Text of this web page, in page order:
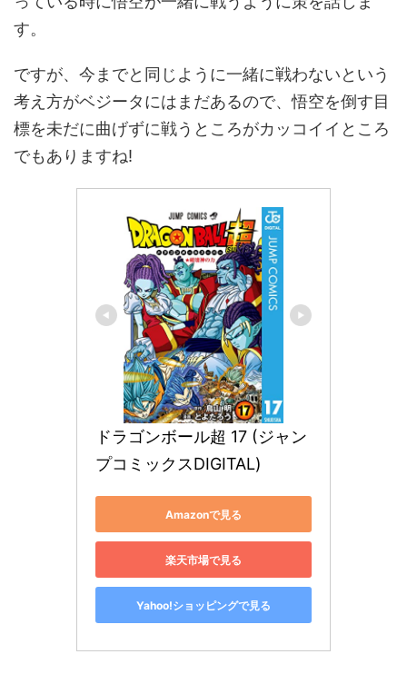
す。
ですが、今までと同じように一緒に戦わないという
考え方がベジータにはまだあるので、悟空を倒す目
標を未だに曲げずに戦うところがカッコイイところ
でもありますね!
ドラゴンボール超 17 (ジャン
プコミックスDIGITAL)
Amazonで見る
楽天市場で見る
Yahoo!ショッピングで見る